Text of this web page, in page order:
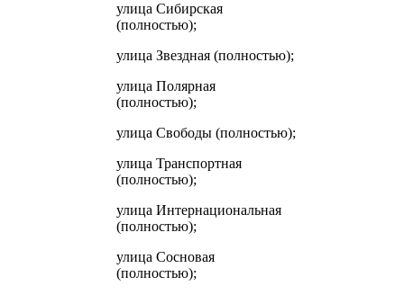
улица Сибирская
(полностью);
улица Звездная (полностью);
улица Полярная
(полностью);
улица Свободы (полностью);
улица Транспортная
(полностью);
улица Интернациональная
(полностью);
улица Сосновая
(полностью);